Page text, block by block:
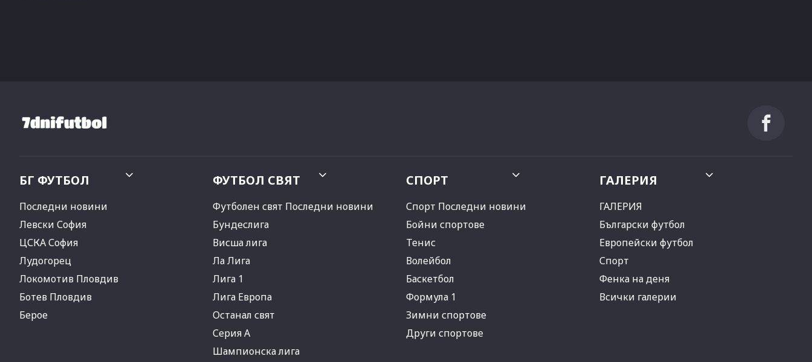
БГ ФУТБОЛ
Последни новини
Левски София
ЦСКА София
Лудогорец
Локомотив Пловдив
Ботев Пловдив
Берое
ФУТБОЛ СВЯТ
Футболен свят Последни новини
Бундеслига
Висша лига
Ла Лига
Лига 1
Лига Европа
Останал свят
Серия А
Шампионска лига
СПОРТ
Спорт Последни новини
Бойни спортове
Тенис
Волейбол
Баскетбол
Формула 1
Зимни спортове
Други спортове
ГАЛЕРИЯ
ГАЛЕРИЯ
Български футбол
Европейски футбол
Спорт
Фенка на деня
Всички галерии